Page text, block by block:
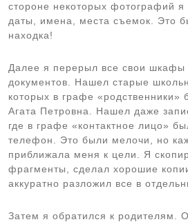
стороне некоторых фотографий
даты, имена, места съемок. Это
находка!
Далее я перерыл все свои шкафы
документов. Нашел старые
которых в графе «родственники»
Агата Петровна. Нашел даже
где в графе «контактное лицо»
телефон. Это были мелочи, но
приближала меня к цели. Я
фрагменты, сделал хорошие
аккуратно разложил все в
Затем я обратился к родителям.